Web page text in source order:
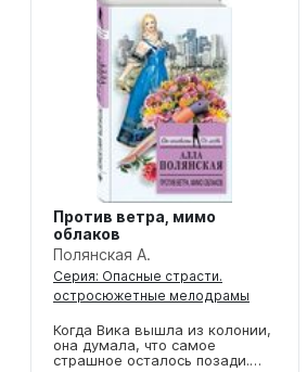
Против ветра, мимо
облаков
Полянская А.
Серия: Опасные страсти.
остросюжетные мелодрамы
Когда Вика вышла из колонии,
она думала, что самое
страшное осталось позади.…